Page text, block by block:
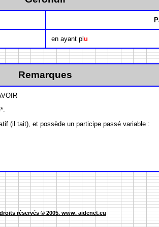
en ayant pl u
Remarques
(il tait), et possède un participe passé variable :
réservés © 2005. www. aidenet.eu